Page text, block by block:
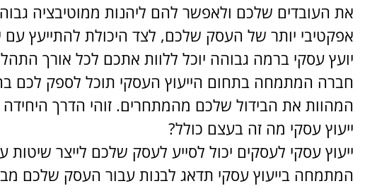
את העובדים שלכם ולאפשר להם ליהנות ממוטיבציה
אפקטיבי יותר של העסק שלכם, לצד היכולת להתייעץ
יועץ עסקי ברמה גבוהה יוכל ללוות אתכם לכל אורך
חברה המתמחה בתחום הייעוץ העסקי תוכל לספק לכם
המהוות את הבידול שלכם מהמתחרים. זוהי הדרך
ייעוץ עסקי מה זה בעצם כולל?
ייעוץ עסקי לעסקים יכול לסייע לעסק שלכם לייצר
המתמחה בייעוץ עסקי תדאג לבנות עבור העסק שלכם